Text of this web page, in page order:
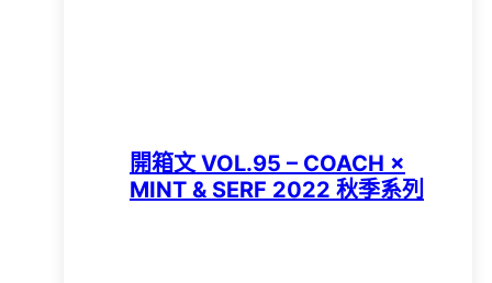
開箱文 VOL.95 – COACH ×
MINT & SERF 2022 秋季系列